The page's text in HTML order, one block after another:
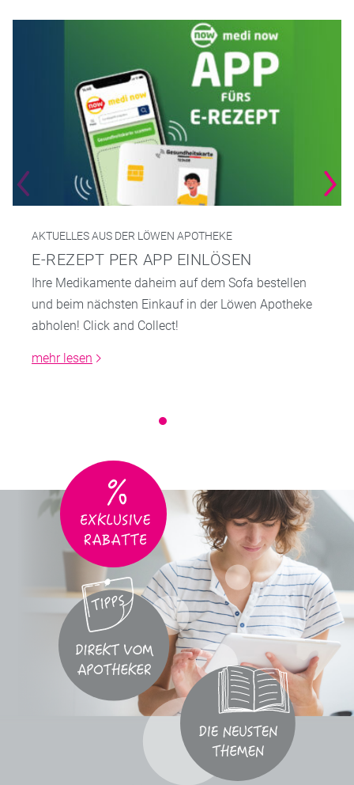
AKTUELLES AUS DER LÖWEN APOTHEKE
E-REZEPT PER APP EINLÖSEN
Ihre Medikamente daheim auf dem Sofa bestellen
und beim nächsten Einkauf in der Löwen Apotheke
abholen! Click and Collect!
mehr lesen